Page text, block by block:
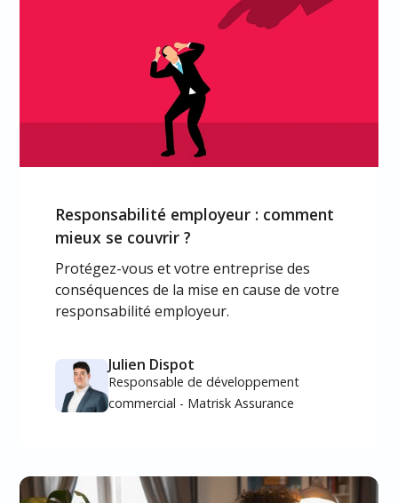
Responsabilité employeur : comment
mieux se couvrir ?
Protégez-vous et votre entreprise des
conséquences de la mise en cause de votre
responsabilité employeur.
Julien Dispot
Responsable de développement
commercial - Matrisk Assurance